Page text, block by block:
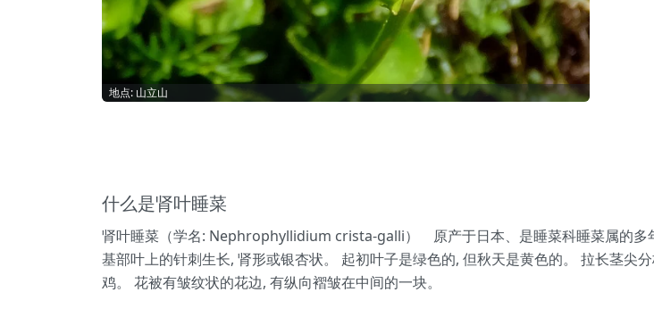
地点: 山立山
什么是肾叶睡菜
肾叶睡菜（学名: Nephrophyllidium crista-galli） 原产于日本、是睡菜科睡菜属的多
基部叶上的针刺生长, 肾形或银杏状。 起初叶子是绿色的, 但秋天是黄色的。 拉长茎尖
鸡。 花被有皱纹状的花边, 有纵向褶皱在中间的一块。